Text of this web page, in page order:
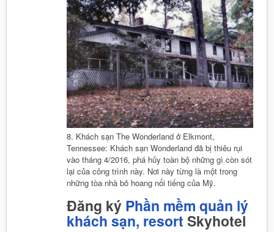
8. Khách sạn The Wonderland ở Elkmont,
Tennessee: Khách sạn Wonderland đã bị thiêu rụi
vào tháng 4/2016, phá hủy toàn bộ những gì còn sót
lại của công trình này. Nơi này từng là một trong
những tòa nhà bỏ hoang nổi tiếng của Mỹ.
Đăng ký Phần mềm quản lý
khách sạn, resort Skyhotel